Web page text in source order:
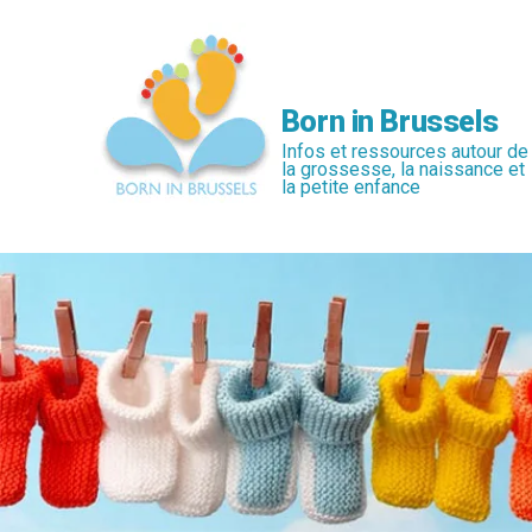
Born in Brussels
Infos et ressources autour de
la grossesse, la naissance et
la petite enfance